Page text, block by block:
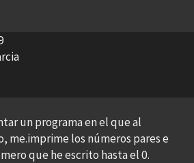
un programa en el que al
me.imprime los números pares e
que he escrito hasta el 0.